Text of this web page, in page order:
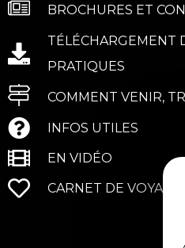
BROCHURES ET
TÉLÉCHARGEMENT
PRATIQUES
COMMENT VENIR,
INFOS UTILES
EN VIDÉO
CARNET DE VOYAGE